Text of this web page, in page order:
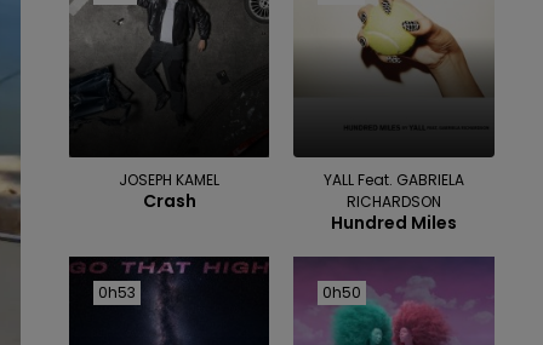
JOSEPH KAMEL
Crash
YALL Feat. GABRIELA
RICHARDSON
Hundred Miles
0h53
0h53 0h50
0h50